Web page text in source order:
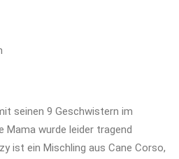
seinen 9 Geschwistern im
Mama wurde leider tragend
ist ein Mischling aus Cane Corso,